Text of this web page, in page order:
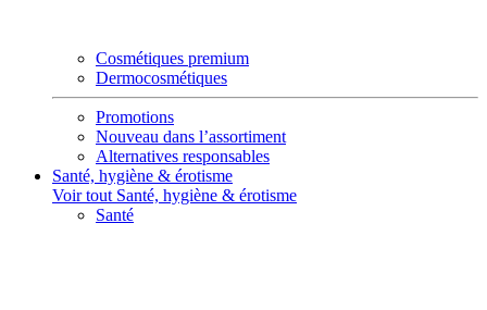
Cosmétiques premium
Dermocosmétiques
Promotions
Nouveau dans l’assortiment
Alternatives responsables
Santé, hygiène & érotisme
Voir tout Santé, hygiène & érotisme
Santé